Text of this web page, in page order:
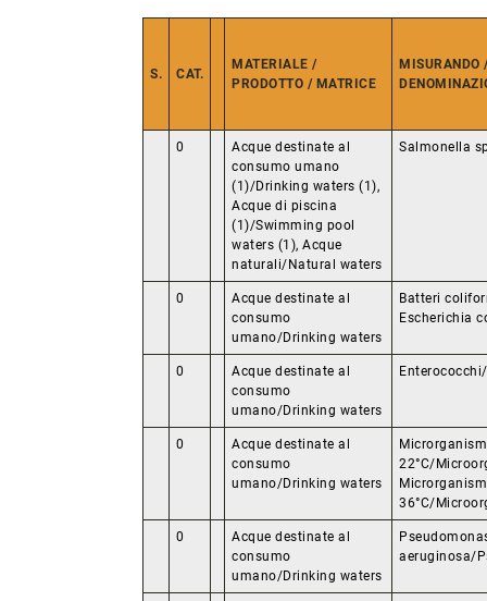
S. CAT.
MATERIALE /
PRODOTTO / MATRICE
MISURANDO
0
Acque destinate al
consumo umano
(1)/Drinking waters (1),
Acque di piscina
(1)/Swimming pool
waters (1), Acque
naturali/Natural waters
Salmonella
0
Acque destinate al
consumo
umano/Drinking waters
Batteri
Escherichia
0
Acque destinate al
consumo
umano/Drinking waters
0
Acque destinate al
consumo
umano/Drinking waters
22°C/
36°C/
0
Acque destinate al
consumo
umano/Drinking waters
aeruginosa/